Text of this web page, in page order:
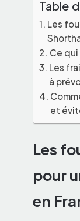
Table
Les
Ce
Les
à
et
Les
pour
en